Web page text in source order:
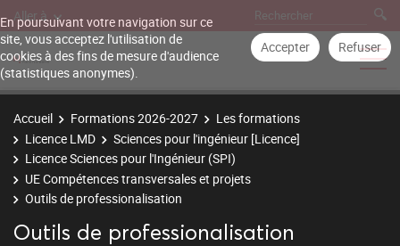
En poursuivant votre navigation sur ce
site, vous acceptez l'utilisation de
cookies à des fins de mesure d'audience
(statistiques anonymes).
Accepter Refuser
Aller à
Accueil Formations 2026-2027
Les formations
Licence LMD
Sciences pour l'ingénieur [Licence]
Licence Sciences pour l'Ingénieur (SPI)
UE Compétences transversales et projets
Outils de professionalisation
Outils de professionalisation